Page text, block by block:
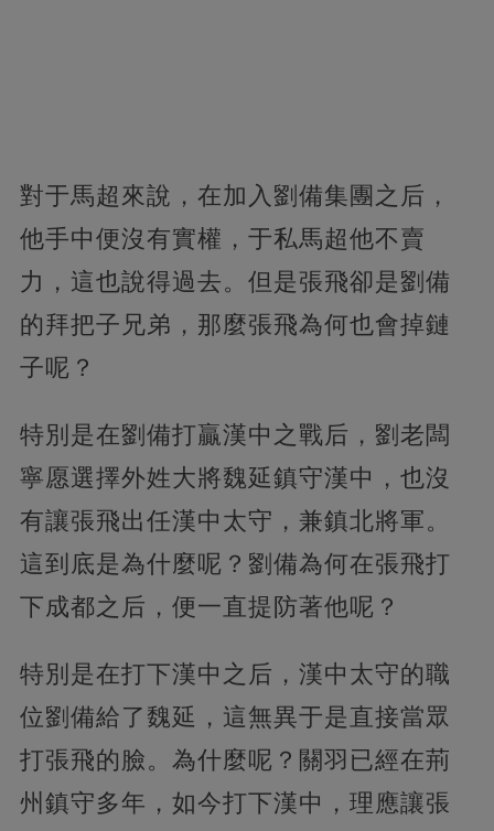
對于馬超來說，在加入劉備集團之后，
他手中便沒有實權，于私馬超他不賣
力，這也說得過去。但是張飛卻是劉備
的拜把子兄弟，那麼張飛為何也會掉鏈
子呢？
特別是在劉備打贏漢中之戰后，劉老闆
寧愿選擇外姓大將魏延鎮守漢中，也沒
有讓張飛出任漢中太守，兼鎮北將軍。
這到底是為什麼呢？劉備為何在張飛打
下成都之后，便一直提防著他呢？
特別是在打下漢中之后，漢中太守的職
位劉備給了魏延，這無異于是直接當眾
打張飛的臉。為什麼呢？關羽已經在荊
州鎮守多年，如今打下漢中，理應讓張